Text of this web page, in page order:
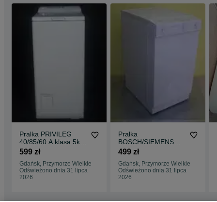
Pralka PRIVILEG
40/85/60 A klasa 5kg
1200 obr gwarancja
599 zł
Gdańsk, Przymorze Wielkie
Odświeżono dnia 31 lipca
2026
Pralka
BOSCH/SIEMENS
45/85/60 5 kg 1000
dostawa
499 zł
Gdańsk, Przymorze Wielkie
Odświeżono dnia 31 lipca
2026